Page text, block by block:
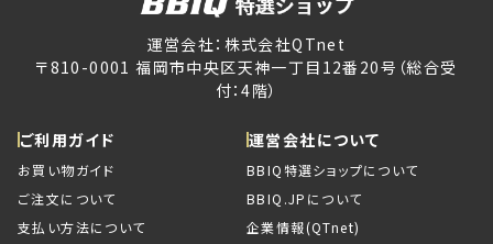
運営会社：株式会社QTnet
〒810-0001 福岡市中央区天神一丁目12番20号（総合受
付：4階）
ご利用ガイド
お買い物ガイド
ご注文について
支払い方法について
運営会社について
BBIQ特選ショップについて
BBIQ.JPについて
企業情報(QTnet)